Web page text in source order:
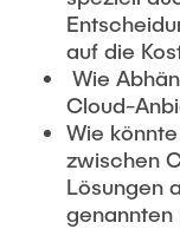
auf die
Wie
Cloud-
Wie
zwischen
Lösungen
genannten